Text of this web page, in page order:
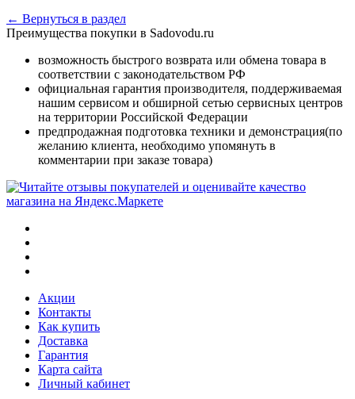
← Вернуться в раздел
Преимущества покупки в Sadovodu.ru
возможность быстрого возврата или обмена товара в
соответствии с законодательством РФ
официальная гарантия производителя, поддерживаемая
нашим сервисом и обширной сетью сервисных центров
на территории Российской Федерации
предпродажная подготовка техники и демонстрация(по
желанию клиента, необходимо упомянуть в
комментарии при заказе товара)
Акции
Контакты
Как купить
Доставка
Гарантия
Карта сайта
Личный кабинет